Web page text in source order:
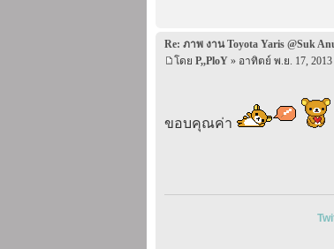
Re: ภาพ งาน Toyota Yaris @Suk
โดย P,,PloY » อาทิตย์ พ.ย. 17, 2013
ขอบคุณค่า